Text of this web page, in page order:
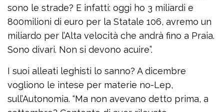
sono le strade? E infatti: oggi ho 3 miliardi e
800milioni di euro per la Statale 106, avremo un
miliardo per l’Alta velocità che andrà fino a Praia.
Sono divari. Non si devono acuire”.
I suoi alleati leghisti lo sanno? A dicembre
vogliono le intese per materie no-Lep,
sull’Autonomia. “Ma non avevano detto prima, a